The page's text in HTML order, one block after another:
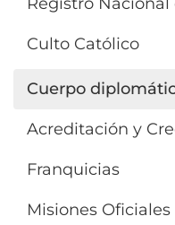
Culto Católico
Cuerpo
Acreditación y
Franquicias
Misiones Oficiales